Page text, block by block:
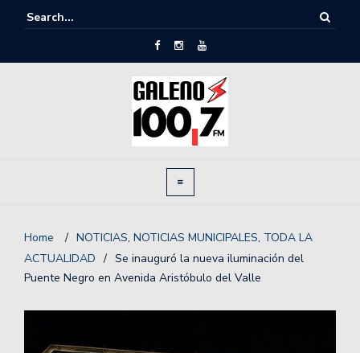
Home / NOTICIAS, NOTICIAS MUNICIPALES, TODA LA
ACTUALIDAD / Se inauguró la nueva iluminación del
Puente Negro en Avenida Aristóbulo del Valle